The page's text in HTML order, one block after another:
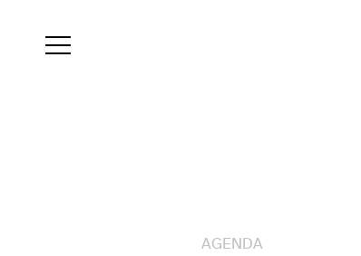
AGENDA